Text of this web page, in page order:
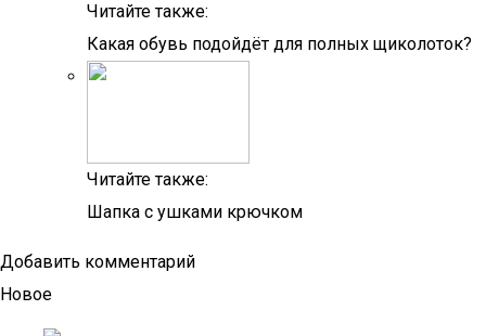
Читайте также:
Какая обувь подойдёт для полных щиколоток?
Читайте также:
Шапка с ушками крючком
Добавить комментарий
Новое